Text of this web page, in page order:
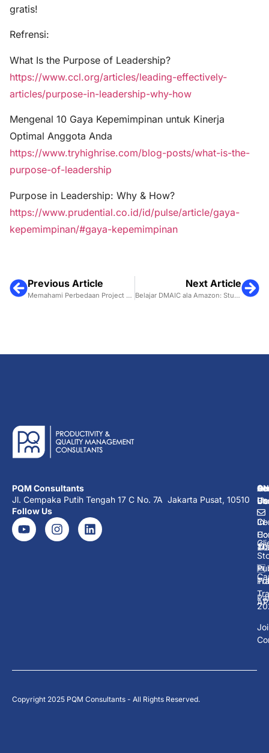
gratis!
Refrensi:
What Is the Purpose of Leadership?
https://www.ccl.org/articles/leading-effectively-
articles/purpose-in-leadership-why-how
Mengenal 10 Gaya Kepemimpinan untuk Kinerja
Optimal Anggota Anda
https://www.tryhighrise.com/blog-posts/what-is-the-
purpose-of-leadership
Purpose in Leadership: Why & How?
https://www.prudential.co.id/id/pulse/article/gaya-
kepemimpinan/#gaya-kepemimpinan
Previous Article
Memahami Perbedaan Project dan Operation Secara Mendasar
Next Article
Belajar DMAIC ala Amazon: Studi Kasus dari Buku Working Backwards
PQM Consultants
Jl. Cempaka Putih Tengah 17 C No. 7A Jakarta Pusat, 10510
Follow Us
In-
CI
🆕
Us
Copyright 2025 PQM Consultants - All Rights Reserved.